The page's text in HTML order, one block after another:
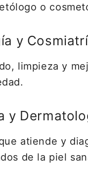
o
y
limpieza y
y
atiende y
de la piel